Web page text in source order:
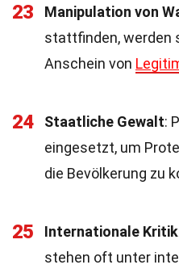
23 Manipulation von
stattfinden, werden
Anschein von
24 Staatliche Gewalt:
eingesetzt, um
die Bevölkerung zu
25 Internationale Kritik
stehen oft unter